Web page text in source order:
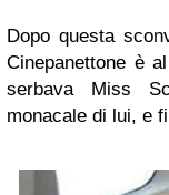
Dopo questa
Cinepanettone è
serbava Miss
monacale di lui, e